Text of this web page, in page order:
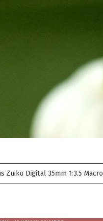
Zuiko Digital 35mm 1:3.5 Macro